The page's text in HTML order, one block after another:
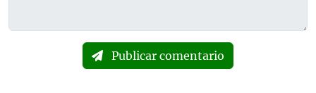
Publicar comentario